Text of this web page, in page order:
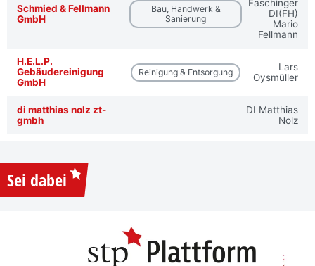
Schmied & Fellmann
GmbH
Bau, Handwerk &
Sanierung
Faschinger
DI(FH)
Mario
Fellmann
H.E.L.P.
Gebäudereinigung
GmbH
Reinigung & Entsorgung
Lars
Oysmüller
di matthias nolz zt-
gmbh
DI Matthias
Nolz
Sei dabei